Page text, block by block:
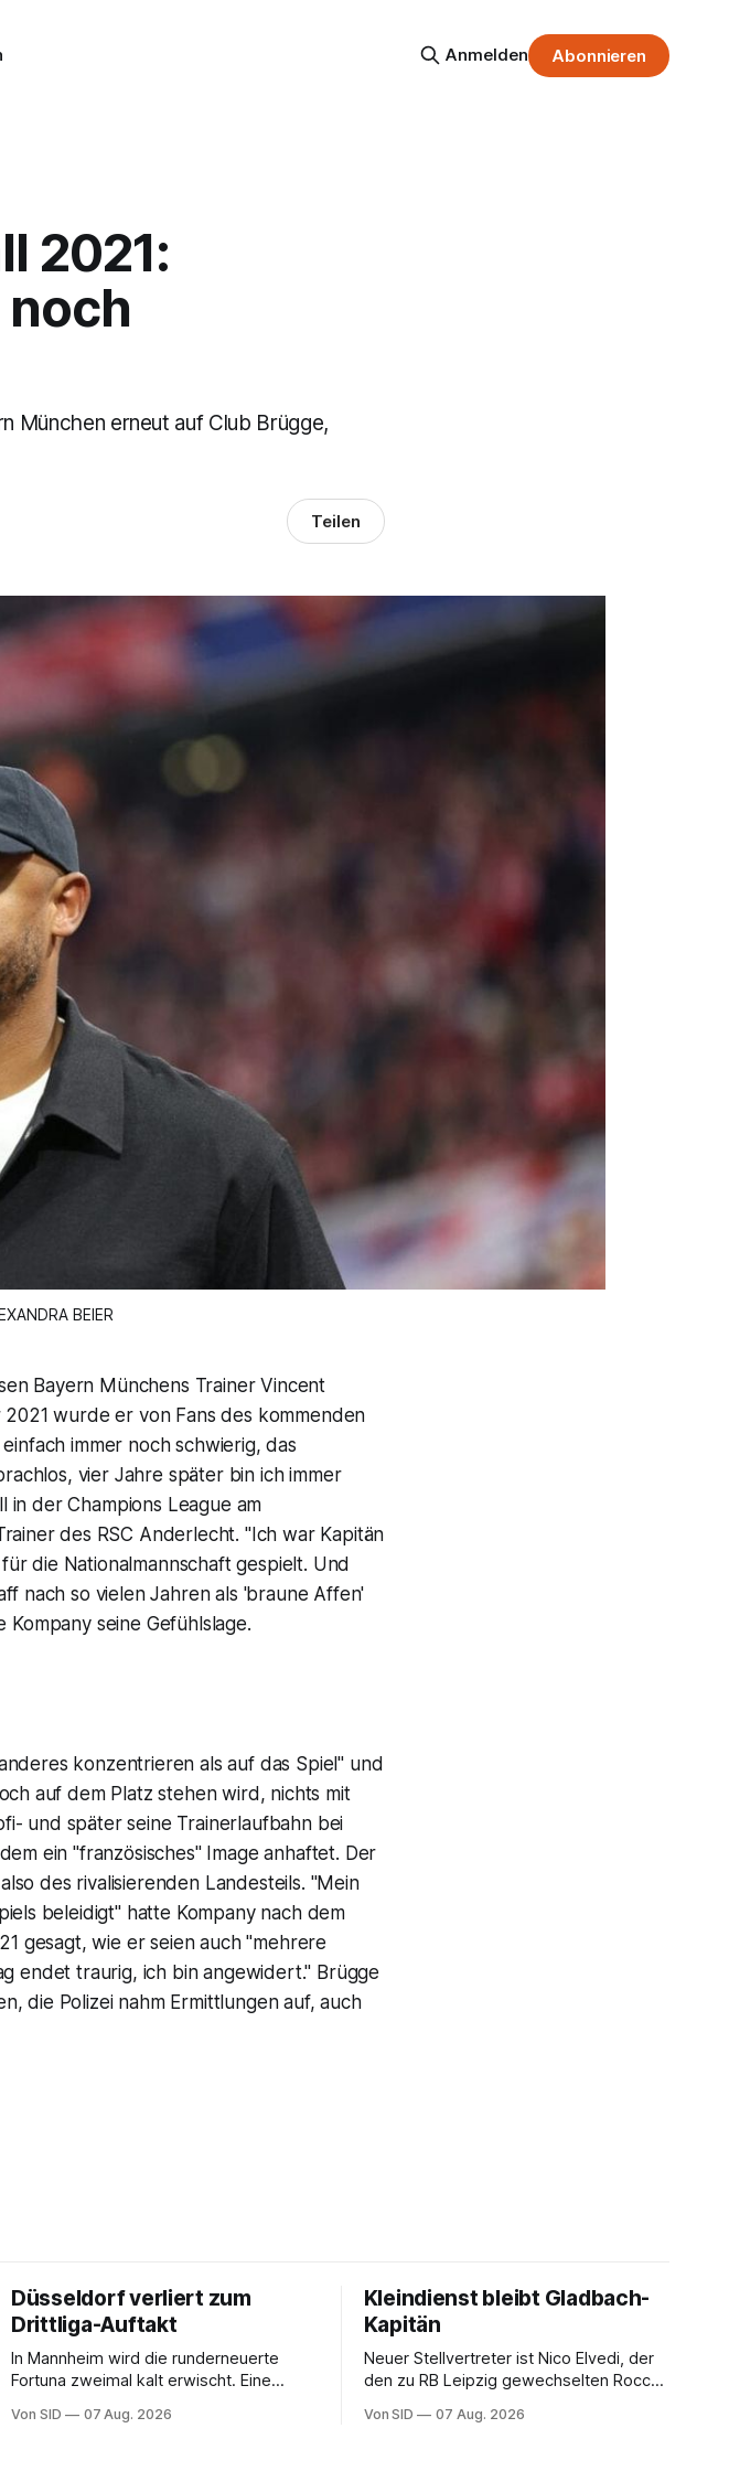
Anmelden Abonnieren
2021:
München erneut auf Club Brügge,
Teilen
BEIER
Bayern Münchens Trainer Vincent
wurde er von Fans des kommenden
immer noch schwierig, das
vier Jahre später bin ich immer
in der Champions League am
des RSC Anderlecht. "Ich war Kapitän
die Nationalmannschaft gespielt. Und
nach so vielen Jahren als 'braune Affen'
seine Gefühlslage.
konzentrieren als auf das Spiel" und
auf dem Platz stehen wird, nichts mit
und später seine Trainerlaufbahn bei
ein "französisches" Image anhaftet. Der
des rivalisierenden Landesteils. "Mein
beleidigt" hatte Kompany nach dem
gesagt, wie er seien auch "mehrere
endet traurig, ich bin angewidert." Brügge
die Polizei nahm Ermittlungen auf, auch
Düsseldorf verliert zum
Drittliga-Auftakt
In Mannheim wird die runderneuerte
Fortuna zweimal kalt erwischt. Eine
Anfangsphase sorgt für Zündstoff.
Von SID 07 Aug. 2026
Kleindienst bleibt Gladbach-
Kapitän
Neuer Stellvertreter ist Nico Elvedi, der
den zu RB Leipzig gewechselten Rocco
Von SID 07 Aug. 2026